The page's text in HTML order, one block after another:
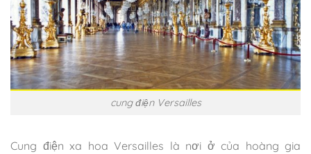
cung điện Versailles
Cung điện xa hoa Versailles là nơi ở của hoàng gia